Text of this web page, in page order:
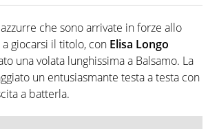
che sono arrivate in forze allo
giocarsi il titolo, con Elisa Longo
una volata lunghissima a Balsamo. La
un entusiasmante testa a testa con
a batterla.